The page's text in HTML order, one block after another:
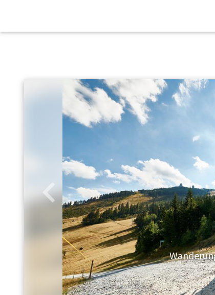
Ausblick auf den
Zurück